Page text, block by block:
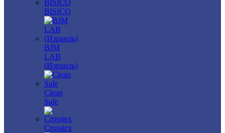
BISICO
BJM
LAB
(Израиль)
Clean
Safe
Crosstex